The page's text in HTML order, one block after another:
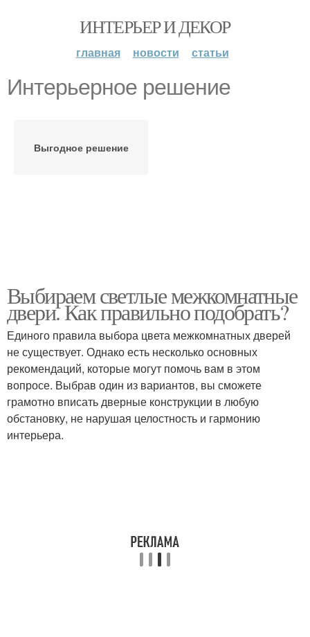
ИНТЕРЬЕР И ДЕКОР
главная новости статьи
Интерьерное решение
Выгодное решение
Выбираем светлые межкомнатные
двери. Как правильно подобрать?
Единого правила выбора цвета межкомнатных дверей
не существует. Однако есть несколько основных
рекомендаций, которые могут помочь вам в этом
вопросе. Выбрав один из вариантов, вы сможете
грамотно вписать дверные конструкции в любую
обстановку, не нарушая целостность и гармонию
интерьера.